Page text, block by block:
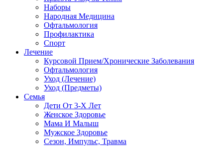
Наборы
Народная Медицина
Офтальмология
Профилактика
Спорт
Лечение
Курсовой Прием/Хронические Заболевания
Офтальмология
Уход (Лечение)
Уход (Предметы)
Семья
Дети От 3-Х Лет
Женское Здоровье
Мама И Малыш
Мужское Здоровье
Сезон, Импульс, Травма